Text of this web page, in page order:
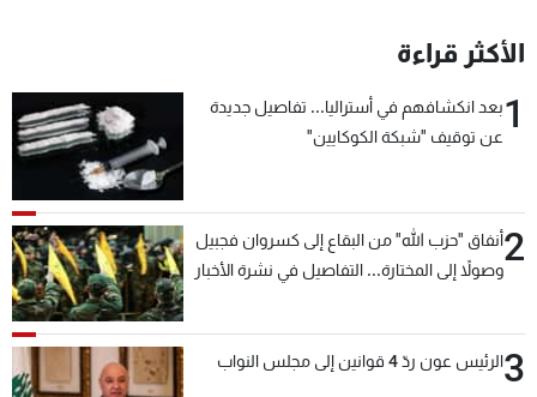
الأكثر قراءة
1بعد انكشافهم في أستراليا... تفاصيل جديدة
عن توقيف "شبكة الكوكايين"
2أنفاق "حزب الله" من البقاع إلى كسروان فجبيل
وصولاً إلى المختارة... التفاصيل في نشرة الأخبار
3الرئيس عون ردّ 4 قوانين إلى مجلس النواب